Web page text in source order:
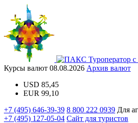
Туроператор с
Курсы валют 08.08.2026 Архив валют
USD 85,45
EUR 99,10
+7 (495) 646-39-39 8 800 222 0939 Для
+7 (495) 127-05-04 Сайт для туристов